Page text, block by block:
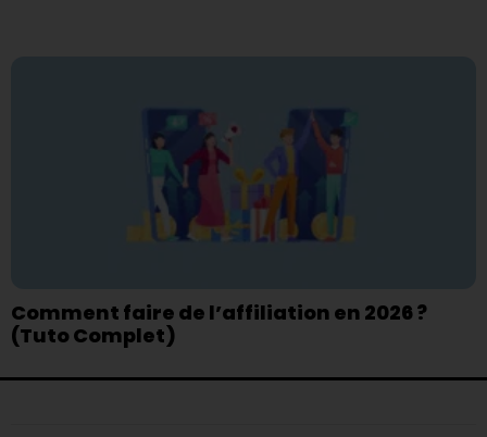
Comment faire de l’affiliation en 2026 ?
(Tuto Complet)